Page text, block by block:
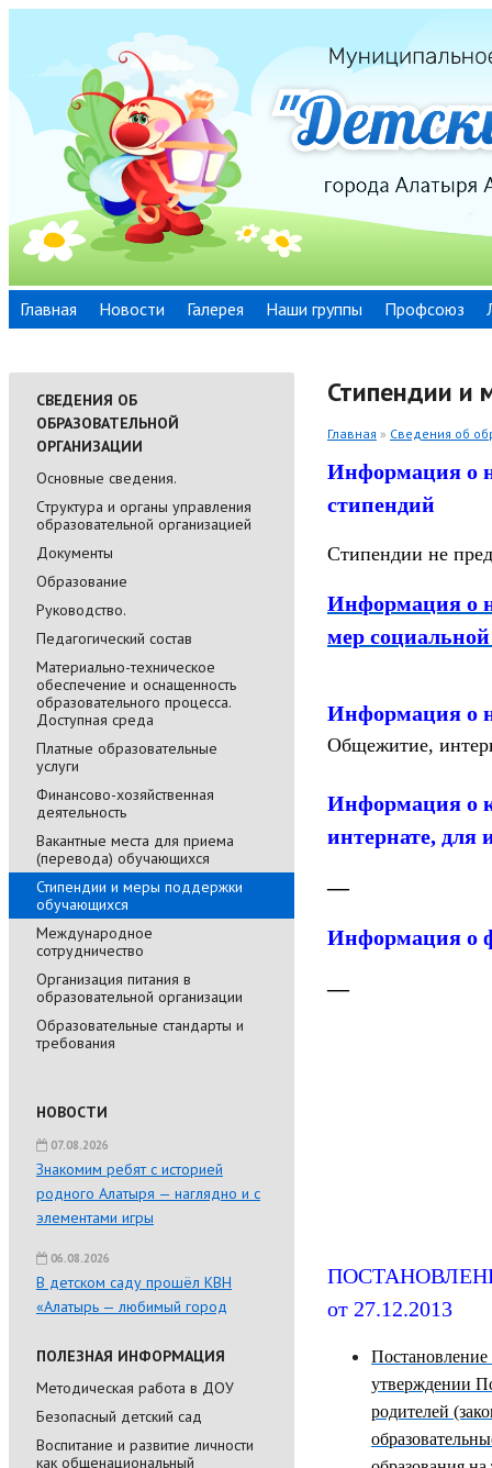
Главная Новости Галерея Наши группы Профсоюз
СВЕДЕНИЯ ОБ
ОБРАЗОВАТЕЛЬНОЙ
ОРГАНИЗАЦИИ
Основные сведения.
Cтруктура и органы управления
образовательной организацией
Документы
Образование
Руководство.
Педагогический состав
Материально-техническое
обеспечение и оснащенность
образовательного процесса.
Доступная среда
Платные образовательные
услуги
Финансово-хозяйственная
деятельность
Вакантные места для приема
(перевода) обучающихся
Стипендии и меры поддержки
обучающихся
Международное
сотрудничество
Организация питания в
образовательной организации
Образовательные стандарты и
требования
НОВОСТИ
07.08.2026
Знакомим ребят с историей
родного Алатыря — наглядно и с
элементами игры
06.08.2026
В детском саду прошёл КВН
«Алатырь — любимый город
ПОЛЕЗНАЯ ИНФОРМАЦИЯ
Методическая работа в ДОУ
Безопасный детский сад
Воспитание и развитие личности
как общенациональный
Стипендии и
Главная » Сведения об
Информация о
стипендий
Стипендии не
Информация о
мер
Информация о
Общежитие,
Информация о
интернате, для
—
Информация о
—
от 27.12.2013
утверждении
родителей